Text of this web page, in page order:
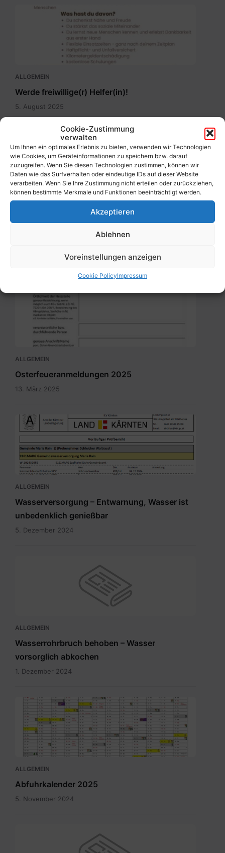
Cookie-Zustimmung
verwalten
Um Ihnen ein optimales Erlebnis zu bieten, verwenden wir Technologien
wie Cookies, um Geräteinformationen zu speichern bzw. darauf
zuzugreifen. Wenn Sie diesen Technologien zustimmen, können wir
Daten wie das Surfverhalten oder eindeutige IDs auf dieser Website
verarbeiten. Wenn Sie Ihre Zustimmung nicht erteilen oder zurückziehen,
können bestimmte Merkmale und Funktionen beeinträchtigt werden.
Akzeptieren
Ablehnen
Voreinstellungen anzeigen
Cookie PolicyImpressum
Ehrenamtbewerbung
Pflegenahversorgung.pdf
ALLGEMEIN
Werde freiwillige(r) Helfer(in)!
5. August 2025
gegen die Ausbreitung der Maul- und
Meldung_Heizstelle_Brauchtumsfeuer.pdf
ALLGEMEIN
Osterfeueranmeldungen 2025
13. März 2025
Bild.png
ALLGEMEIN
Wasserversorgung – Entwarnung, Wasser ist
unbedenklich genießbar
5. Dezember 2024
ALLGEMEIN
Wasserrohrbruch behoben – Wasser
vorsorglich abkochen
1. Dezember 2024
Abfuhrkalender
2025.pdf
ALLGEMEIN
Abfuhrkalender 2025
5. November 2024